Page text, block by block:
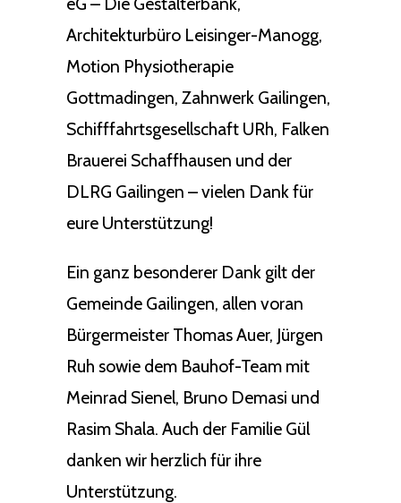
Architekturbüro Leisinger-Manogg,
Motion Physiotherapie
Gottmadingen, Zahnwerk Gailingen,
Schifffahrtsgesellschaft URh, Falken
Brauerei Schaffhausen und der
DLRG Gailingen – vielen Dank für
eure Unterstützung!
Ein ganz besonderer Dank gilt der
Gemeinde Gailingen, allen voran
Bürgermeister Thomas Auer, Jürgen
Ruh sowie dem Bauhof-Team mit
Meinrad Sienel, Bruno Demasi und
Rasim Shala. Auch der Familie Gül
danken wir herzlich für ihre
Unterstützung.